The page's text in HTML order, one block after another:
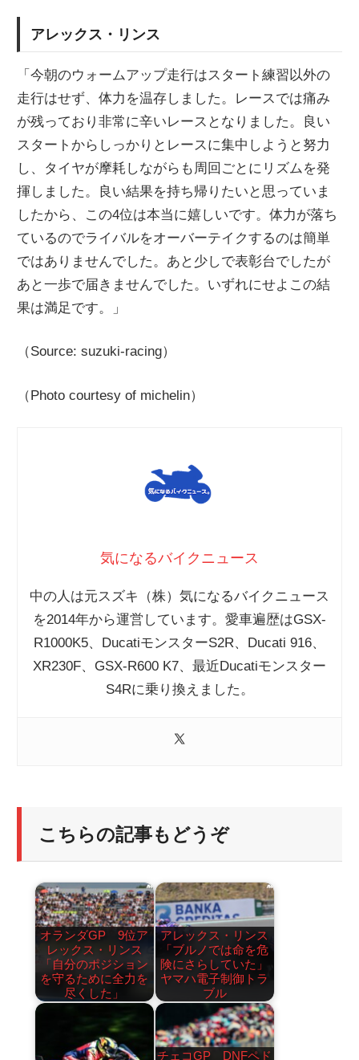
アレックス・リンス
「今朝のウォームアップ走行はスタート練習以外の
走行はせず、体力を温存しました。レースでは痛み
が残っており非常に辛いレースとなりました。良い
スタートからしっかりとレースに集中しようと努力
し、タイヤが摩耗しながらも周回ごとにリズムを発
揮しました。良い結果を持ち帰りたいと思っていま
したから、この4位は本当に嬉しいです。体力が落ち
ているのでライバルをオーバーテイクするのは簡単
ではありませんでした。あと少しで表彰台でしたが
あと一歩で届きませんでした。いずれにせよこの結
果は満足です。」
（Source: suzuki-racing）
（Photo courtesy of michelin）
気になるバイクニュース
中の人は元スズキ（株）気になるバイクニュース
を2014年から運営しています。愛車遍歴はGSX-
R1000K5、DucatiモンスターS2R、Ducati 916、
XR230F、GSX-R600 K7、最近Ducatiモンスター
S4Rに乗り換えました。
こちらの記事もどうぞ
オランダGP 9位ア
レックス・リンス
「自分のポジション
を守るために全力を
尽くした」
アレックス・リンス
「ブルノでは命を危
険にさらしていた」
ヤマハ電子制御トラ
ブル
チェコGP DNFペド